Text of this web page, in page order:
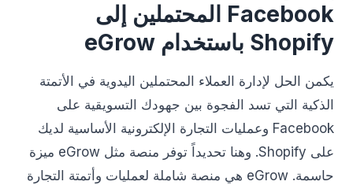
Facebook المحتملين إلى
Shopify باستخدام eGrow
يكمن الحل لإدارة العملاء المحتملين اليدوية في الأتمتة
الذكية التي تسد الفجوة بين جهودك التسويقية على
Facebook وعمليات التجارة الإلكترونية الأساسية لديك
على Shopify. وهنا تحديداً توفر منصة مثل eGrow ميزة
حاسمة. eGrow هي منصة شاملة لعمليات وأتمتة التجارة